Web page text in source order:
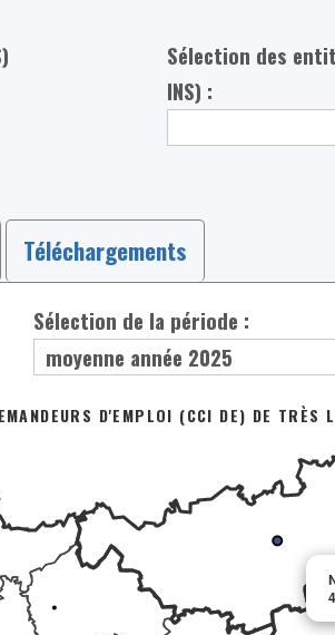
Sélection des
INS) :
Téléchargements
Sélection de la période :
D'EMPLOI (CCI DE) DE